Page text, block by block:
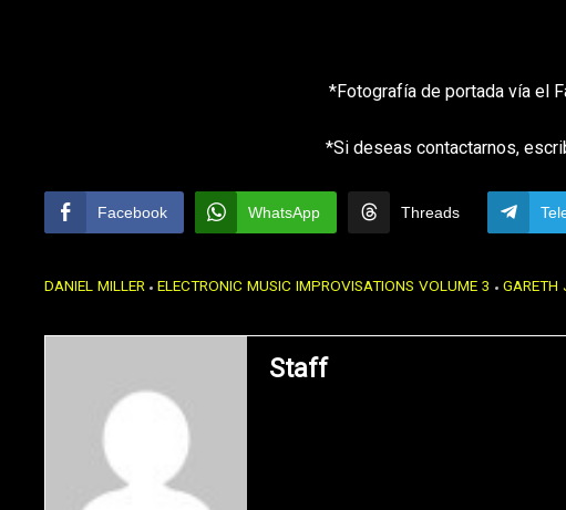
*Fotografía de portada vía el
*Si deseas contactarnos,
Facebook WhatsApp Threads
DANIEL MILLER ELECTRONIC MUSIC IMPROVISATIONS VOLUME 3 GARETH
Staff